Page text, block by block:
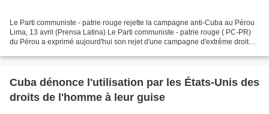
Le Parti communiste - patrie rouge rejette la campagne anti-Cuba au Pérou
Lima, 13 avril (Prensa Latina) Le Parti communiste - patrie rouge ( PC-PR)
du Pérou a exprimé aujourd'hui son rejet d'une campagne d'extrême droite
Cuba dénonce l'utilisation par les États-Unis des
droits de l'homme à leur guise